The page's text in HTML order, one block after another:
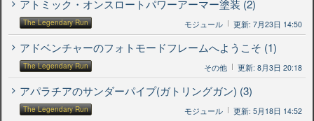
アトミック・オンスロートパワーアーマー塗装 (2)
The Legendary Run モジュール 更新: 7月23日 14:50
アドベンチャーのフォトモードフレームへようこそ (1)
The Legendary Run その他 更新: 8月3日 20:18
アパラチアのサンダーパイプ(ガトリングガン) (3)
The Legendary Run モジュール 更新: 5月18日 14:52